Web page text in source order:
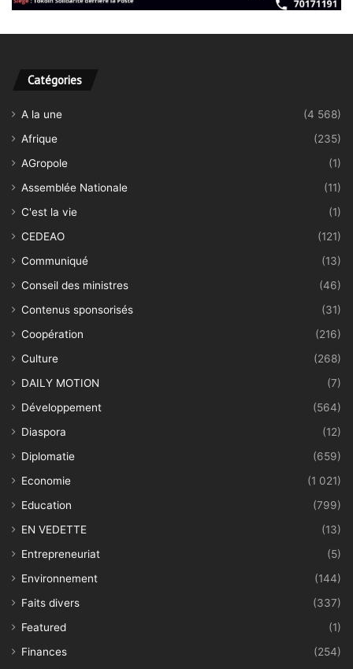
Catégories
A la une
(4 568)
Afrique
(235)
AGropole
(1)
Assemblée Nationale
(11)
C'est la vie
(1)
CEDEAO
(121)
Communiqué
(13)
Conseil des ministres
(46)
Contenus sponsorisés
(31)
Coopération
(216)
Culture
(268)
DAILY MOTION
(7)
Développement
(564)
Diaspora
(12)
Diplomatie
(659)
Economie
(1 021)
Education
(799)
EN VEDETTE
(13)
Entrepreneuriat
(5)
Environnement
(144)
Faits divers
(337)
Featured
(1)
Finances
(254)